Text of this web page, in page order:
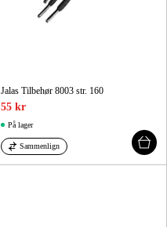
Jalas Tilbehør 8003 str. 160
55 kr
På lager
Sammenlign